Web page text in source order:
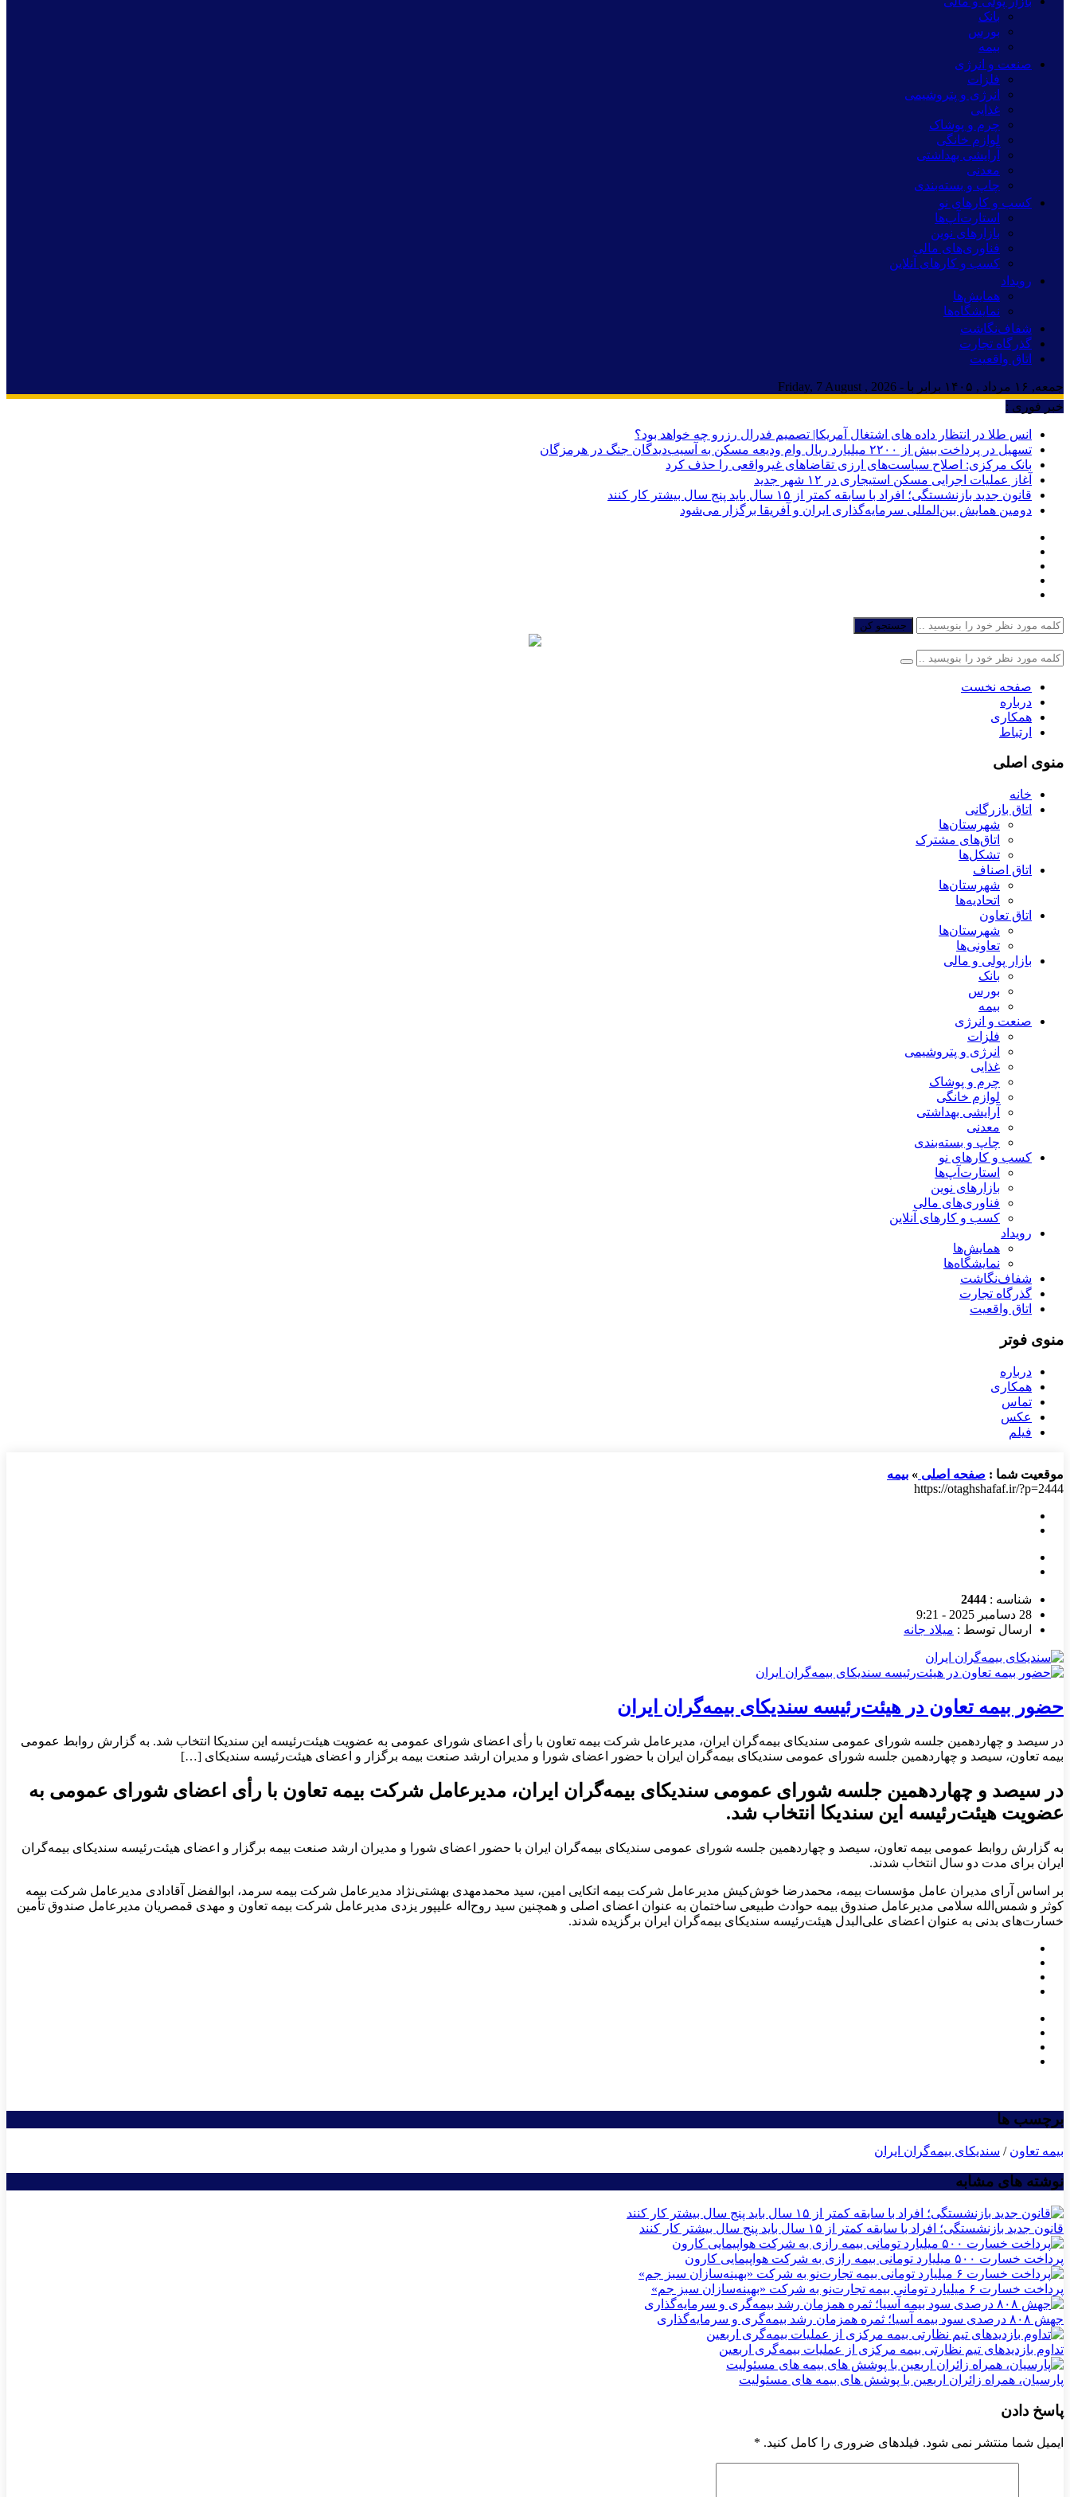
بانک
بورس
بیمه
صنعت و انرژی
فلزات
انرژی و پتروشیمی
غذایی
چرم و پوشاک
لوازم خانگی
آرایشی بهداشتی
معدنی
چاپ و بسته‌بندی
کسب و کارهای نو
استارت‌آپ‌ها
بازارهای نوین
فناوری‌های مالی
کسب و کارهای آنلاین
رویداد
همایش‌ها
نمایشگاه‌ها
شفاف‌نگاشت
گذرگاه تجارت
اتاق واقعیت
جمعه, ۱۶ مرداد , ۱۴۰۵ برابر با - Friday, 7 August , 2026
خبر فوری :
انس طلا در انتظار داده های اشتغال آمریکا| تصمیم فدرال رزرو چه خواهد بود؟
تسهیل در پرداخت بیش از ۲۲۰۰ میلیارد ریال وام ودیعه مسکن به آسیب‌دیدگان جنگ در هرمزگان
بانک مرکزی: اصلاح سیاست‌های ارزی تقاضاهای غیرواقعی را حذف کرد
آغاز عملیات اجرایی مسکن استیجاری در ۱۲ شهر جدید
قانون جدید بازنشستگی؛ افراد با سابقه کمتر از ۱۵ سال باید پنج سال بیشتر کار کنند
دومین همایش بین‌المللی سرمایه‌گذاری ایران و آفریقا برگزار می‌شود
جستجو کن
صفحه نخست
درباره
همکاری
ارتباط
منوی اصلی
خانه
اتاق بازرگانی
شهرستان‌ها
اتاق‌های مشترک
تشکل‌ها
اتاق اصناف
شهرستان‌ها
اتحادیه‌ها
اتاق تعاون
شهرستان‌ها
تعاونی‌ها
بازار پولی و مالی
بانک
بورس
بیمه
صنعت و انرژی
فلزات
انرژی و پتروشیمی
غذایی
چرم و پوشاک
لوازم خانگی
آرایشی بهداشتی
معدنی
چاپ و بسته‌بندی
کسب و کارهای نو
استارت‌آپ‌ها
بازارهای نوین
فناوری‌های مالی
کسب و کارهای آنلاین
رویداد
همایش‌ها
نمایشگاه‌ها
شفاف‌نگاشت
گذرگاه تجارت
اتاق واقعیت
منوی فوتر
درباره
همکاری
تماس
عکس
فیلم
موقعیت شما : صفحه اصلی » بیمه
https://otaghshafaf.ir/?p=2444
شناسه : 2444
28 دسامبر 2025 - 9:21
ارسال توسط : میلاد جانه
حضور بیمه تعاون در هیئت‌رئیسه سندیکای بیمه‌گران ایران
در سیصد و چهاردهمین جلسه شورای عمومی سندیکای بیمه‌گران ایران، مدیرعامل شرکت بیمه تعاون با رأی اعضای شورای عمومی به عضویت هیئت‌رئیسه این سندیکا انتخاب شد. به گزارش روابط عمومی
بیمه تعاون، سیصد و چهاردهمین جلسه شورای عمومی سندیکای بیمه‌گران ایران با حضور اعضای شورا و مدیران ارشد صنعت بیمه برگزار و اعضای هیئت‌رئیسه سندیکای […]
در سیصد و چهاردهمین جلسه شورای عمومی سندیکای بیمه‌گران ایران، مدیرعامل شرکت بیمه تعاون با رأی اعضای شورای عمومی به
عضویت هیئت‌رئیسه این سندیکا انتخاب شد.
به گزارش روابط عمومی بیمه تعاون، سیصد و چهاردهمین جلسه شورای عمومی سندیکای بیمه‌گران ایران با حضور اعضای شورا و مدیران ارشد صنعت بیمه برگزار و اعضای هیئت‌رئیسه سندیکای بیمه‌گران
ایران برای مدت دو سال انتخاب شدند.
بر اساس آرای مدیران عامل مؤسسات بیمه، محمدرضا خوش‌کیش مدیرعامل شرکت بیمه اتکایی امین، سید محمدمهدی بهشتی‌نژاد مدیرعامل شرکت بیمه سرمد، ابوالفضل آقادادی مدیرعامل شرکت بیمه
کوثر و شمس‌الله سلامی مدیرعامل صندوق بیمه حوادث طبیعی ساختمان به عنوان اعضای اصلی و همچنین سید روح‌اله علیپور یزدی مدیرعامل شرکت بیمه تعاون و مهدی قمصریان مدیرعامل صندوق تأمین
خسارت‌های بدنی به عنوان اعضای علی‌البدل هیئت‌رئیسه سندیکای بیمه‌گران ایران برگزیده شدند.
برچسب ها
بیمه تعاون / سندیکای بیمه‌گران ایران
نوشته های مشابه
قانون جدید بازنشستگی؛ افراد با سابقه کمتر از ۱۵ سال باید پنج سال بیشتر کار کنند
پرداخت خسارت ۵۰۰ میلیارد تومانی بیمه رازی به شرکت هواپیمایی کارون
پرداخت خسارت ۶ میلیارد تومانی بیمه تجارت‌نو به شرکت «بهینه‌سازان سبز جم»
جهش ۸۰۸ درصدی سود بیمه آسیا؛ ثمره همزمان رشد بیمه‌گری و سرمایه‌گذاری
تداوم بازدیدهای تیم نظارتی بیمه مركزی از عملیات بیمه‌گری اربعین
پارسیان، همراه زائران اربعین با پوشش های بیمه های مسئولیت
پاسخ دادن
ایمیل شما منتشر نمی شود. فیلدهای ضروری را کامل کنید. *